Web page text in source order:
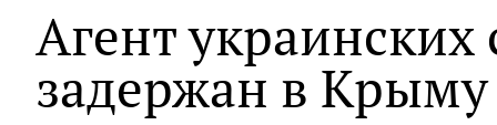
Агент украинских
задержан в Крыму